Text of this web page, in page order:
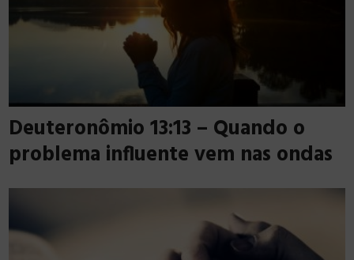
Deuteronômio 13:13 – Quando o
problema influente vem nas ondas